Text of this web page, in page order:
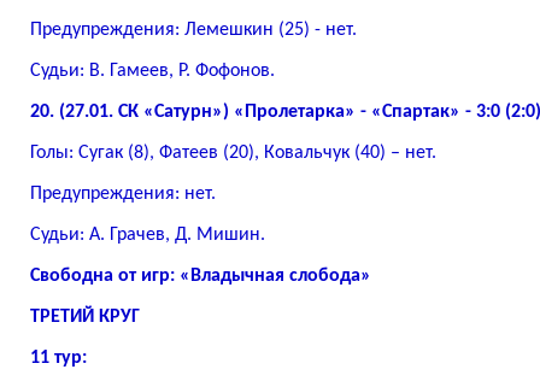
Предупреждения: Лемешкин (25) - нет.
Судьи: В. Гамеев, Р. Фофонов.
20. (27.01. СК «Сатурн») «Пролетарка» - «Спартак» - 3:0 (2:0)
Голы: Сугак (8), Фатеев (20), Ковальчук (40) – нет.
Предупреждения: нет.
Судьи: А. Грачев, Д. Мишин.
Свободна от игр: «Владычная слобода»
ТРЕТИЙ КРУГ
11 тур: